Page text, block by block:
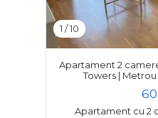
1 /10
Apartament 2
Towers |
Apartament cu 2